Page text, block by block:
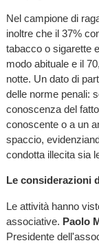
Nel campione di
inoltre che il 37%
tabacco o sigarette
modo abituale e il
notte. Un dato di
delle norme penali:
conoscenza del
conoscente o a un
spaccio,
condotta illecita sia
Le considerazioni
Le attività hanno
associative. Paolo
Presidente